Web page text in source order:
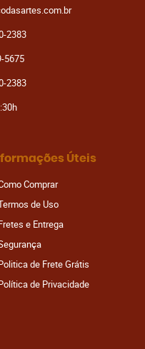
2383
5675
2383
Úteis
Comprar
de Uso
e Entrega
de Frete Grátis
de Privacidade